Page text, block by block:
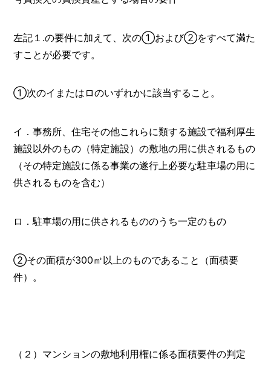
左記１.の要件に加えて、次の①および②をすべて満た
すことが必要です。
①次のイまたはロのいずれかに該当すること。
イ．事務所、住宅その他これらに類する施設で福利厚生
施設以外のもの（特定施設）の敷地の用に供されるもの
（その特定施設に係る事業の遂行上必要な駐車場の用に
供されるものを含む）
ロ．駐車場の用に供されるもののうち一定のもの
②その面積が300㎡以上のものであること（面積要
件）。
（２）マンションの敷地利用権に係る面積要件の判定